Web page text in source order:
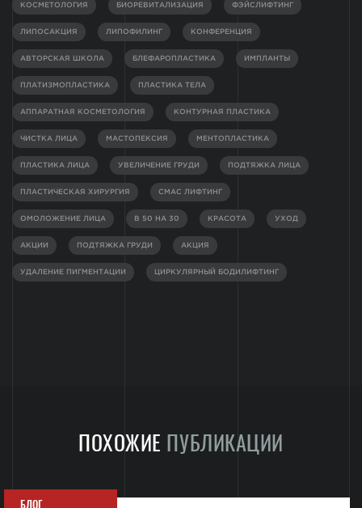
КОСМЕТОЛОГИЯ БИОРЕВИТАЛИЗАЦИЯ ФЭЙСЛИФТИНГ
ЛИПОСАКЦИЯ ЛИПОФИЛИНГ КОНФЕРЕНЦИЯ
АВТОРСКАЯ ШКОЛА БЛЕФАРОПЛАСТИКА ИМПЛАНТЫ
ПЛАТИЗМОПЛАСТИКА ПЛАСТИКА ТЕЛА
АППАРАТНАЯ КОСМЕТОЛОГИЯ КОНТУРНАЯ ПЛАСТИКА
ЧИСТКА ЛИЦА МАСТОПЕКСИЯ МЕНТОПЛАСТИКА
ПЛАСТИКА ЛИЦА УВЕЛИЧЕНИЕ ГРУДИ ПОДТЯЖКА ЛИЦА
ПЛАСТИЧЕСКАЯ ХИРУРГИЯ СМАС ЛИФТИНГ
ОМОЛОЖЕНИЕ ЛИЦА В 50 НА 30 КРАСОТА УХОД
АКЦИИ ПОДТЯЖКА ГРУДИ АКЦИЯ
УДАЛЕНИЕ ПИГМЕНТАЦИИ ЦИРКУЛЯРНЫЙ БОДИЛИФТИНГ
ПОХОЖИЕ ПУБЛИКАЦИИ
БЛОГ